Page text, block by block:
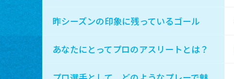
昨シーズンの印象に残っているゴール
あなたにとってプロのアスリートとは？